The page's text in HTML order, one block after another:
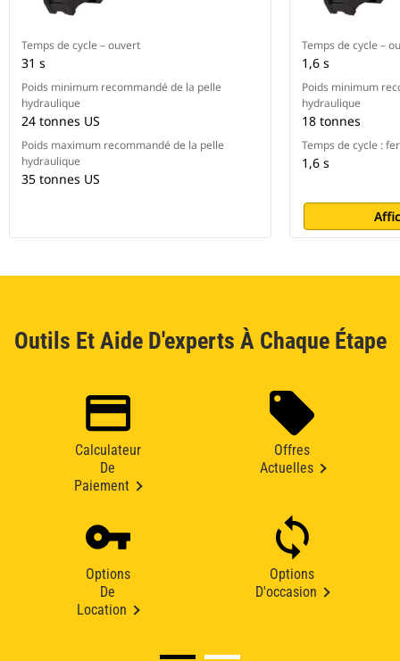
Temps de cycle – ouvert
31 s
Poids minimum recommandé de la pelle
hydraulique
24 tonnes US
Poids maximum recommandé de la pelle
hydraulique
35 tonnes US
Temps de cycle –
1,6 s
Poids minimum
hydraulique
18 tonnes
Temps de cycle :
1,6 s
Outils Et Aide D'experts À Chaque Étape
Calculateur
De
Paiement
Offres
Actuelles
Options
De
Location
Options
D'occasion